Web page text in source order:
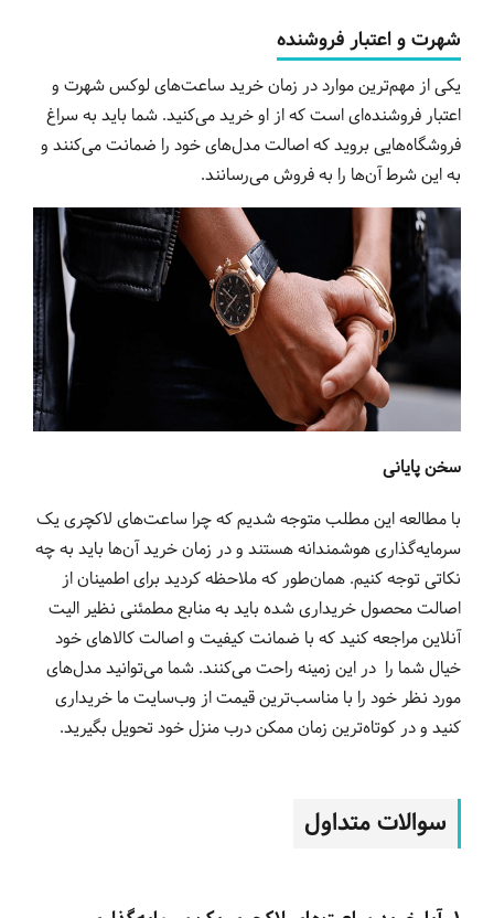
شهرت و اعتبار فروشنده
یکی از مهم‌ترین موارد در زمان خرید ساعت‌های لوکس شهرت و
اعتبار فروشنده‌ای است که از او خرید می‌کنید. شما باید به سراغ
فروشگاه‌هایی بروید که اصالت مدل‌های خود را ضمانت می‌کنند و
به این شرط آن‌ها را به فروش می‌رسانند.
سخن پایانی
با مطالعه این مطلب متوجه شدیم که چرا ساعت‌های لاکچری یک
سرمایه‌گذاری هوشمندانه هستند و در زمان خرید آن‌ها باید به چه
نکاتی توجه کنیم. همان‌طور که ملاحظه کردید برای اطمینان از
اصالت محصول خریداری شده باید به منابع مطمئنی نظیر الیت
آنلاین مراجعه کنید که با ضمانت کیفیت و اصالت کالاهای خود
خیال شما را در این زمینه راحت می‌کنند. شما می‌توانید مدل‌های
مورد نظر خود را با مناسب‌ترین قیمت از وب‌سایت ما خریداری
کنید و در کوتاه‌ترین زمان ممکن درب منزل خود تحویل بگیرید.
سوالات متداول